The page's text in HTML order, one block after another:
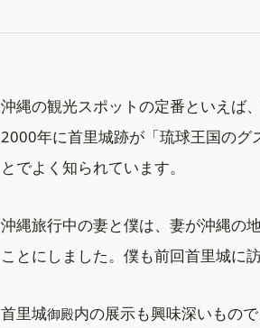
沖縄の観光スポットの定番といえば、
2000年に首里城跡が「琉球王国の
とでよく知られています。
沖縄旅行中の妻と僕は、妻が沖縄の
ことにしました。僕も前回首里城に
首里城御殿内の展示も興味深いもの